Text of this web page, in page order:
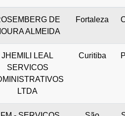
DE
ALMEIDA
Fortaleza
JHEMILI LEAL
SERVICOS
LTDA
Curitiba